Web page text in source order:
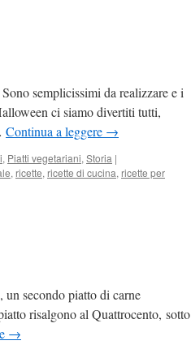
semplicissimi da realizzare e i
ci siamo divertiti tutti,
Continua a leggere →
, Piatti vegetariani, Storia |
, ricette, ricette di cucina, ricette per
secondo piatto di carne
risalgono al Quattrocento, sotto
→